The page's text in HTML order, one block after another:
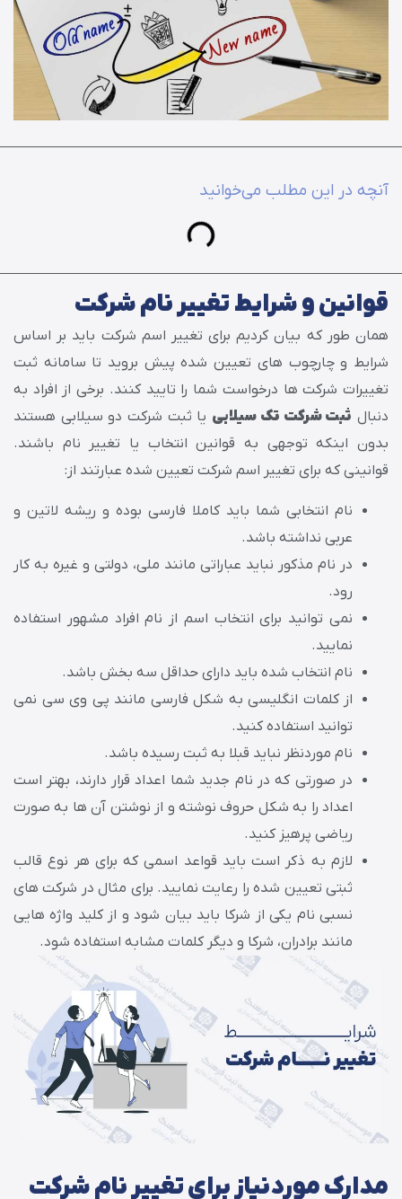
آنچه در این مطلب می‌خوانید
قوانین و شرایط تغییر نام شرکت
همان طور که بیان کردیم برای تغییر اسم شرکت باید بر اساس
شرایط و چارچوب های تعیین شده پیش بروید تا سامانه ثبت
تغییرات شرکت ها درخواست شما را تایید کنند. برخی از افراد به
دنبال ثبت شرکت تک سیلابی یا ثبت شرکت دو سیلابی هستند
بدون اینکه توجهی به قوانین انتخاب یا تغییر نام باشند.
قوانینی که برای تغییر اسم شرکت تعیین شده عبارتند از:
نام انتخابی شما باید کاملا فارسی بوده و ریشه لاتین و
عربی نداشته باشد.
در نام مذکور نباید عباراتی مانند ملی، دولتی و غیره به کار
رود.
نمی توانید برای انتخاب اسم از نام افراد مشهور استفاده
نمایید.
نام انتخاب شده باید دارای حداقل سه بخش باشد.
از کلمات انگلیسی به شکل فارسی مانند پی وی سی نمی
توانید استفاده کنید.
نام موردنظر نباید قبلا به ثبت رسیده باشد.
در صورتی که در نام جدید شما اعداد قرار دارند، بهتر است
اعداد را به شکل حروف نوشته و از نوشتن آن ها به صورت
ریاضی پرهیز کنید.
لازم به ذکر است باید قواعد اسمی که برای هر نوع قالب
ثبتی تعیین شده را رعایت نمایید. برای مثال در شرکت های
نسبی نام یکی از شرکا باید بیان شود و از کلید واژه هایی
مانند برادران، شرکا و دیگر کلمات مشابه استفاده شود.
مدارک موردنیاز برای تغییر نام شرکت